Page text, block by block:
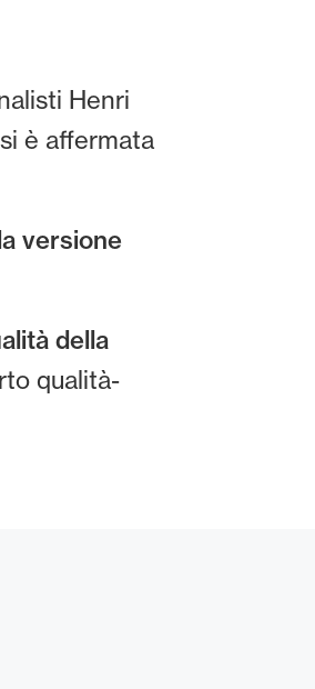
Henri
è affermata
versione
della
qualità-